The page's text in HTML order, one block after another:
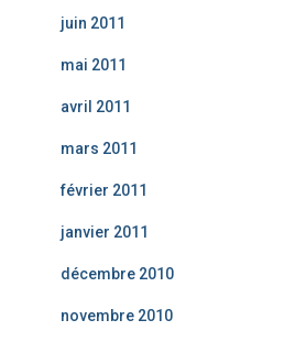
juin 2011
mai 2011
avril 2011
mars 2011
février 2011
janvier 2011
décembre 2010
novembre 2010